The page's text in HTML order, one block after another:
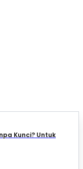
Kunci? Untuk